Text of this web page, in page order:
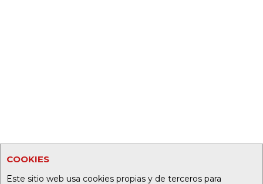
COOKIES
Este sitio web usa cookies propias y de terceros para